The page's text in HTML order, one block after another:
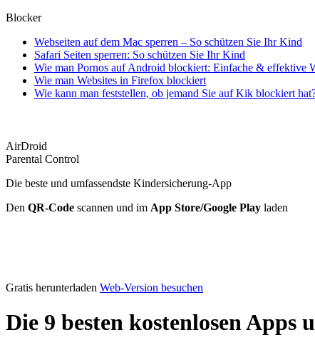
Blocker
Webseiten auf dem Mac sperren – So schützen Sie Ihr Kind
Safari Seiten sperren: So schützen Sie Ihr Kind
Wie man Pornos auf Android blockiert: Einfache & effektive
Wie man Websites in Firefox blockiert
Wie kann man feststellen, ob jemand Sie auf Kik blockiert
AirDroid
Parental Control
Die beste und umfassendste Kindersicherung-App
Den QR-Code scannen und im App Store/Google Play laden
Gratis herunterladen Web-Version besuchen
Die 9 besten kostenlosen